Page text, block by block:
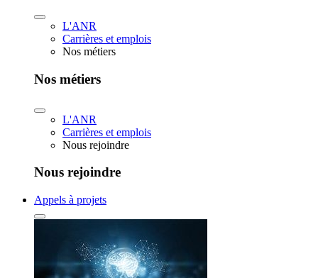
L'ANR
Carrières et emplois
Nos métiers
Nos métiers
L'ANR
Carrières et emplois
Nous rejoindre
Nous rejoindre
Appels à projets